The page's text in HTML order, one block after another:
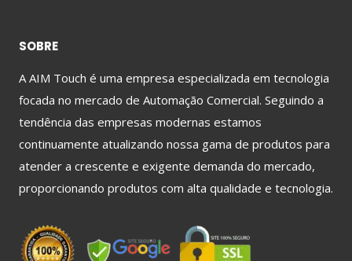
SOBRE
A AIM Touch é uma empresa especializada em tecnologia
focada no mercado de Automação Comercial. Seguindo a
tendência das empresas modernas estamos
continuamente atualizando nossa gama de produtos para
atender a crescente e exigente demanda do mercado,
proporcionando produtos com alta qualidade e tecnologia.